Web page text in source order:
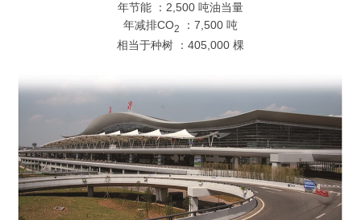
年节能 ：2,500 吨油当量
年减排CO2
：7,500 吨
相当于种树 ：405,000 棵